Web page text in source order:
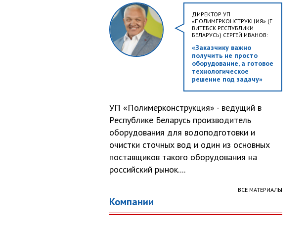
ДИРЕКТОР УП
«ПОЛИМЕРКОНСТРУКЦИЯ» (Г.
ВИТЕБСК РЕСПУБЛИКИ
БЕЛАРУСЬ) СЕРГЕЙ ИВАНОВ:
«Заказчику важно
получить не просто
оборудование, а готовое
технологическое
решение под задачу»
УП «Полимерконструкция» - ведущий в
Республике Беларусь производитель
оборудования для водоподготовки и
очистки сточных вод и один из основных
поставщиков такого оборудования на
российский рынок....
ВСЕ МАТЕРИАЛЫ
Компании